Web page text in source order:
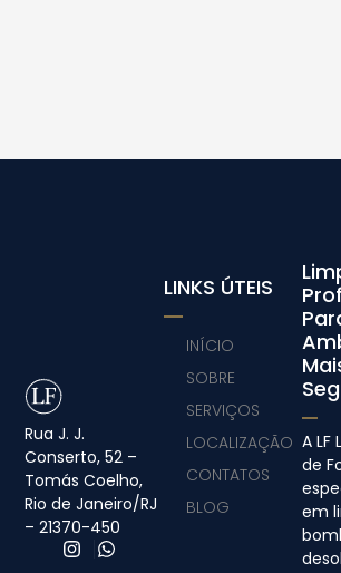
Rua J. J.
Conserto, 52 –
Tomás Coelho,
Rio de Janeiro/RJ
– 21370-450
A LF
de
em
LINKS ÚTEIS
INÍCIO
SOBRE
SERVIÇOS
LOCALIZAÇÃO
CONTATOS
BLOG